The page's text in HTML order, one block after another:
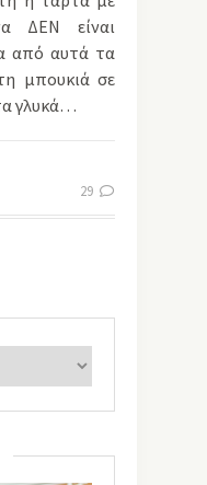
ΔΕΝ είναι
από αυτά τα
μπουκιά σε
γλυκά…
29